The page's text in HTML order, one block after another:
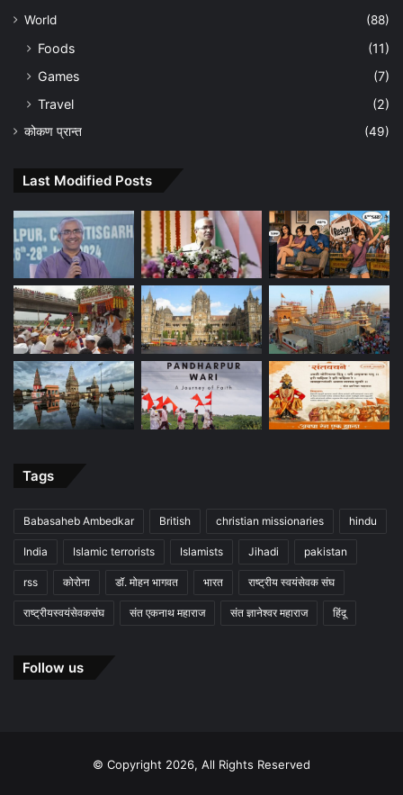
World
(88)
Foods
(11)
Games
(7)
Travel
(2)
कोकण प्रान्त (49)
Last Modified Posts
Tags
Babasaheb Ambedkar British christian missionaries hindu
India Islamic terrorists Islamists Jihadi pakistan
rss कोरोना डॉ. मोहन भागवत भारत राष्ट्रीय स्वयंसेवक संघ
राष्ट्रीयस्वयंसेवकसंघ संत एकनाथ महाराज संत ज्ञानेश्वर महाराज हिंदू
Follow us
© Copyright 2026, All Rights Reserved